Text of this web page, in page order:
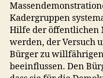
Kadergruppen
Hilfe der öffentlichen
werden, der Versuch
Bürger zu
beeinflussen. Den